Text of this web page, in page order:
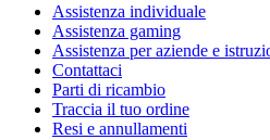
Assistenza individuale
Assistenza gaming
Assistenza per aziende e
Contattaci
Parti di ricambio
Traccia il tuo ordine
Resi e annullamenti